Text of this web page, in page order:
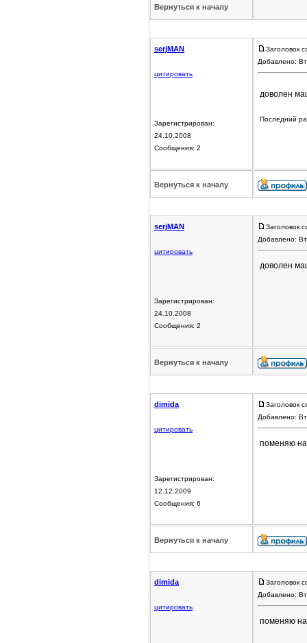
Вернуться к началу
serjMAN
цитировать
Зарегистрирован:
24.10.2008
Сообщения: 2
Заголовок
Добавлено:
доволен
Последний
Вернуться к началу
serjMAN
цитировать
Зарегистрирован:
24.10.2008
Сообщения: 2
Заголовок
Добавлено:
доволен
Вернуться к началу
dimida
цитировать
Зарегистрирован:
12.12.2009
Сообщения: 6
Заголовок
Добавлено:
поменяю
Вернуться к началу
dimida
цитировать
Заголовок
Добавлено:
поменяю